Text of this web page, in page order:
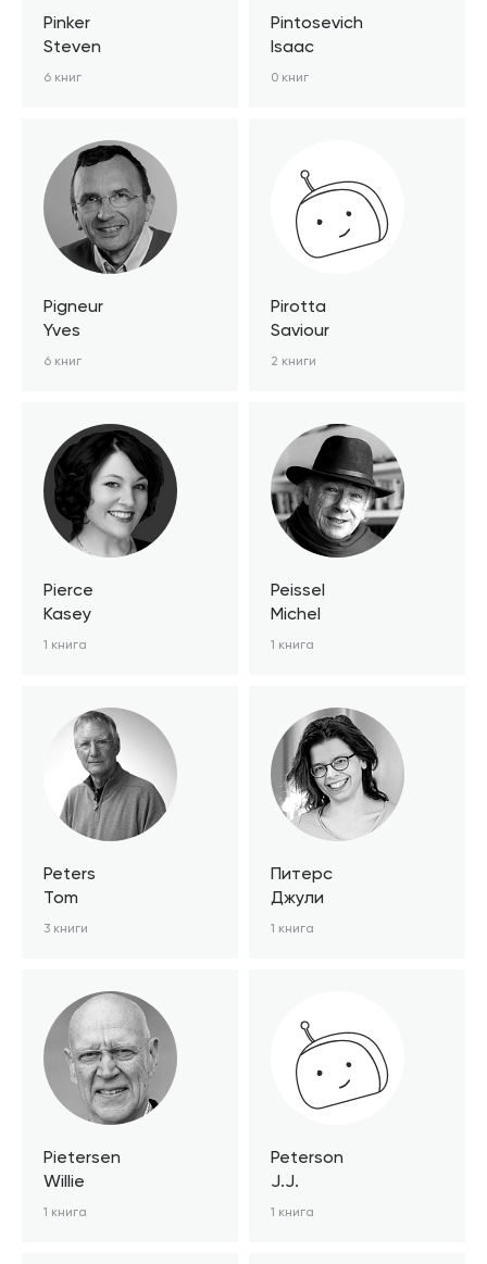
Pinker
Steven
6 книг
Pintosevich
Isaac
0 книг
Pigneur
Yves
6 книг
Pirotta
Saviour
2 книги
Pierce
Kasey
1 книга
Peissel
Michel
1 книга
Peters
Tom
3 книги
Питерс
Джули
1 книга
Pietersen
Willie
1 книга
Peterson
J.J.
1 книга